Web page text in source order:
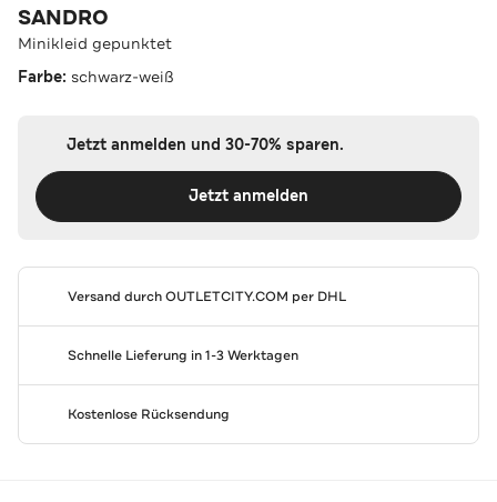
SANDRO
Minikleid gepunktet
Farbe: schwarz-weiß
Jetzt anmelden und 30-70% sparen.
Jetzt anmelden
Versand durchOUTLETCITY.COM per DHL
Schnelle Lieferung in 1-3 Werktagen
Kostenlose Rücksendung